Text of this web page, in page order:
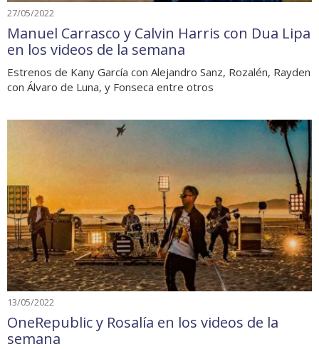
27/05/2022
Manuel Carrasco y Calvin Harris con Dua Lipa
en los videos de la semana
Estrenos de Kany García con Alejandro Sanz, Rozalén, Rayden
con Álvaro de Luna, y Fonseca entre otros
13/05/2022
OneRepublic y Rosalía en los videos de la
semana